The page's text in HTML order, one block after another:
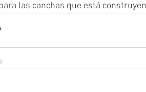
las canchas que está